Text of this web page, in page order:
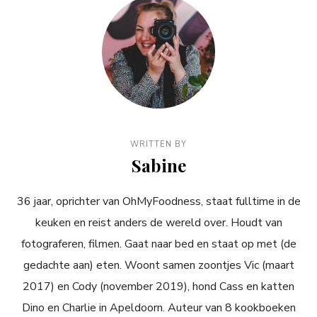
WRITTEN BY
Sabine
36 jaar, oprichter van OhMyFoodness, staat fulltime in de
keuken en reist anders de wereld over. Houdt van
fotograferen, filmen. Gaat naar bed en staat op met (de
gedachte aan) eten. Woont samen zoontjes Vic (maart
2017) en Cody (november 2019), hond Cass en katten
Dino en Charlie in Apeldoorn. Auteur van 8 kookboeken